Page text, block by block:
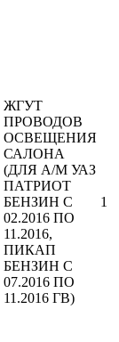
ЖГУТ
ПРОВОДОВ
ОСВЕЩЕНИЯ
САЛОНА
(ДЛЯ А/М УАЗ
ПАТРИОТ
БЕНЗИН С
02.2016 ПО
11.2016,
ПИКАП
БЕНЗИН С
07.2016 ПО
11.2016 ГВ)
1